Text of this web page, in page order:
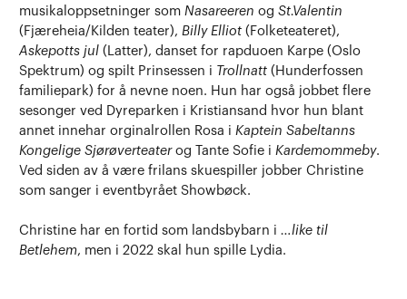
musikaloppsetninger somNasareeren ogSt.Valentin
(Fjæreheia/Kilden teater),Billy Elliot (Folketeateret),
Askepotts jul (Latter), danset for rapduoen Karpe (Oslo
Spektrum) og spilt Prinsessen i Trollnatt (Hunderfossen
familiepark) for å nevne noen. Hun har også jobbet flere
sesonger ved Dyreparken i Kristiansand hvor hun blant
annet innehar orginalrollen Rosa iKaptein Sabeltanns
Kongelige Sjørøverteaterog Tante Sofie iKardemommeby.
Ved siden av å være frilans skuespiller jobber Christine
som sanger i eventbyrået Showbøck.
Christine har en fortid som landsbybarn i…like til
Betlehem, men i 2022 skal hun spille Lydia.